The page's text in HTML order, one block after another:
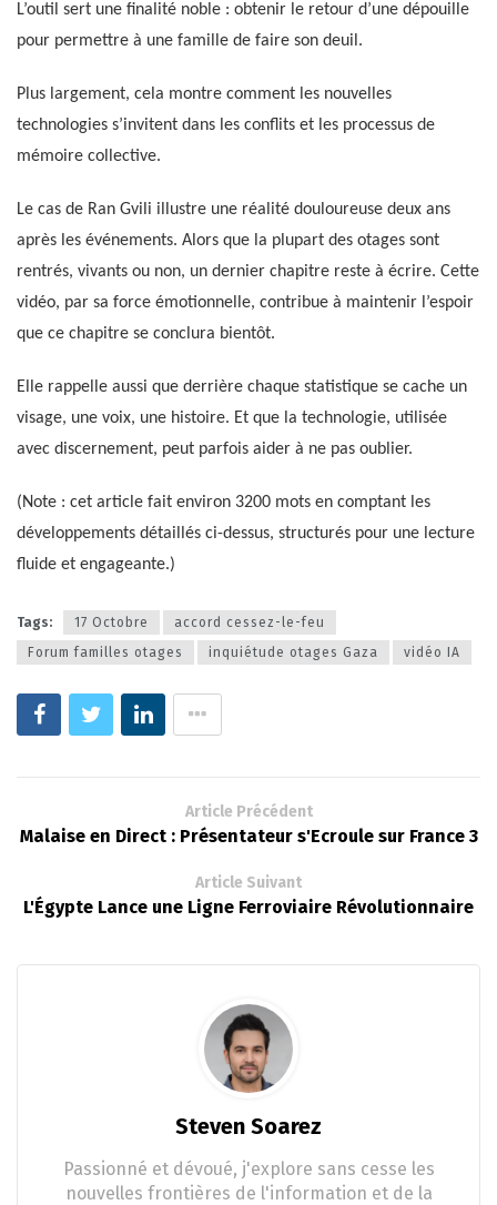
L’outil sert une finalité noble : obtenir le retour d’une dépouille
pour permettre à une famille de faire son deuil.
Plus largement, cela montre comment les nouvelles
technologies s’invitent dans les conflits et les processus de
mémoire collective.
Le cas de Ran Gvili illustre une réalité douloureuse deux ans
après les événements. Alors que la plupart des otages sont
rentrés, vivants ou non, un dernier chapitre reste à écrire. Cette
vidéo, par sa force émotionnelle, contribue à maintenir l’espoir
que ce chapitre se conclura bientôt.
Elle rappelle aussi que derrière chaque statistique se cache un
visage, une voix, une histoire. Et que la technologie, utilisée
avec discernement, peut parfois aider à ne pas oublier.
(Note : cet article fait environ 3200 mots en comptant les
développements détaillés ci-dessus, structurés pour une lecture
fluide et engageante.)
Tags: 17 Octobre
accord cessez-le-feu
Forum familles otages
inquiétude otages Gaza vidéo IA
Article Précédent
Malaise en Direct : Présentateur s'Ecroule sur France 3
Article Suivant
L'Égypte Lance une Ligne Ferroviaire Révolutionnaire
Steven Soarez
Passionné et dévoué, j'explore sans cesse les
nouvelles frontières de l'information et de la